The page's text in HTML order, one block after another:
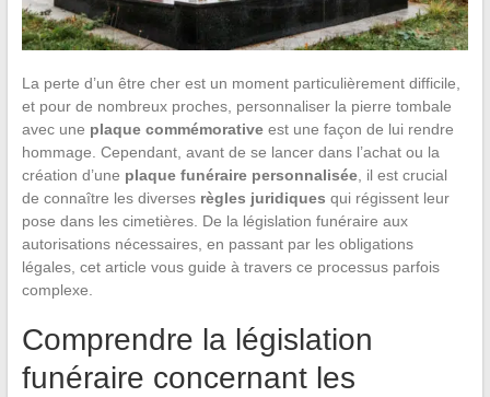
La perte d’un être cher est un moment particulièrement difficile,
et pour de nombreux proches, personnaliser la pierre tombale
avec une plaque commémorativeest une façon de lui rendre
hommage. Cependant, avant de se lancer dans l’achat ou la
création d’une plaque funéraire personnalisée, il est crucial
de connaître les diverses règles juridiques qui régissent leur
pose dans les cimetières. De la législation funéraire aux
autorisations nécessaires, en passant par les obligations
légales, cet article vous guide à travers ce processus parfois
complexe.
Comprendre la législation
funéraire concernant les